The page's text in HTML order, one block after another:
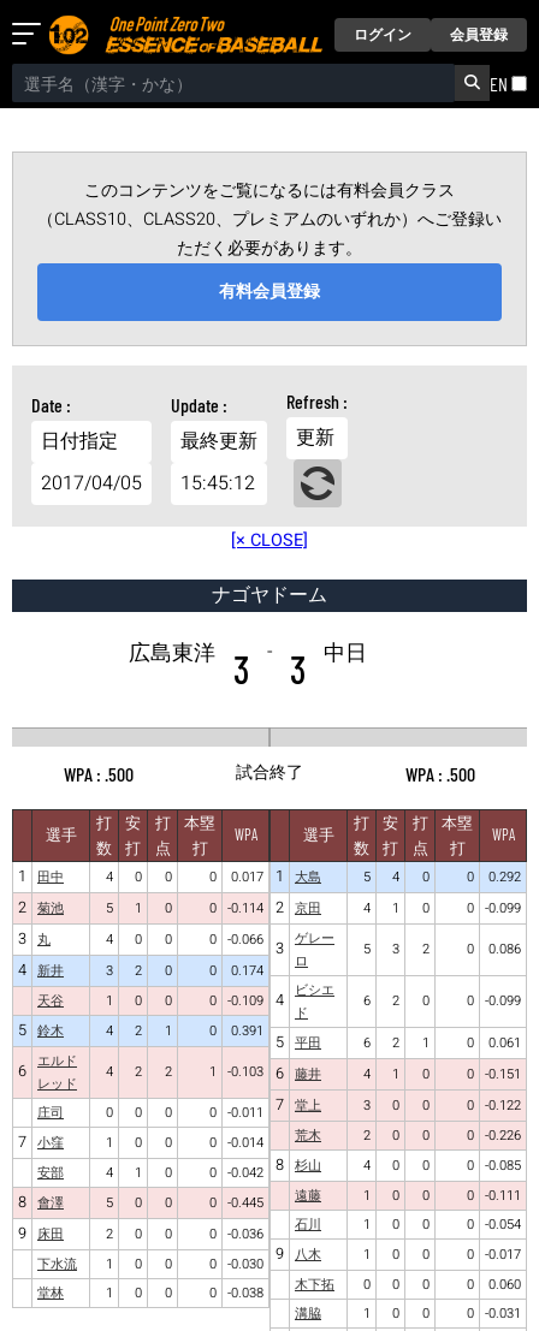
ログイン 会員登録
EN
このコンテンツをご覧になるには有料会員クラス
（CLASS10、CLASS20、プレミアムのいずれか）へご登録い
ただく必要があります。
有料会員登録
日付指定
2017/04/05
最終更新
15:45:12
更新
[× CLOSE]
ナゴヤドーム
広島東洋 3 - 3 中日
.500 試合終了 .500
選手
打
数
安
打
打
点
本塁
打
WPA
1 田中 4 0 0 0 0.017
2 菊池 5 1 0 0 -0.114
3 丸 4 0 0 0 -0.066
4 新井 3 2 0 0
0.174
天谷
1 0 0 0 -0.109
5 鈴木 4 2 1 0 0.391
6 エルド
レッド
4 2 2 1
-0.103
庄司
0 0 0 0 -0.011
7 小窪 1 0 0 0 -0.014
安部
4 1 0 0 -0.042
8 會澤 5 0 0 0 -0.445
9 床田 2 0 0 0 -0.036
下水流
1 0 0 0 -0.030
堂林
1 0 0 0 -0.038
選手
打
数
安
打
打
点
本塁
打
WPA
1 大島 5 4 0 0 0.292
2 京田 4 1 0 0 -0.099
3 ゲレー
ロ
5 3 2 0 0.086
4
ビシエ
ド
6 2 0 0 -0.099
5 平田 6 2 1 0 0.061
6 藤井 4 1 0 0 -0.151
7 堂上 3 0 0 0 -0.122
荒木
2 0 0 0 -0.226
8 杉山 4 0 0 0 -0.085
遠藤
1 0 0 0 -0.111
石川
1 0 0 0 -0.054
9 八木 1 0 0 0 -0.017
木下拓
0 0 0 0
0.060
溝脇
1 0 0 0 -0.031